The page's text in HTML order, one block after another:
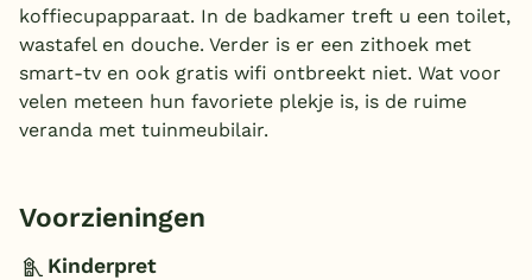
koffiecupapparaat. In de badkamer treft u een toilet,
wastafel en douche. Verder is er een zithoek met
smart-tv en ook gratis wifi ontbreekt niet. Wat voor
velen meteen hun favoriete plekje is, is de ruime
veranda met tuinmeubilair.
Voorzieningen
Kinderpret